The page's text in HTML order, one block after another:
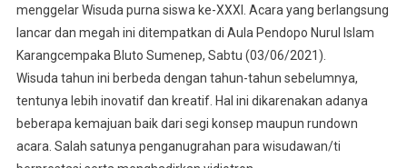
menggelar Wisuda purna siswa ke-XXXI. Acara yang berlangsung
lancar dan megah ini ditempatkan di Aula Pendopo Nurul Islam
Karangcempaka Bluto Sumenep, Sabtu (03/06/2021).
Wisuda tahun ini berbeda dengan tahun-tahun sebelumnya,
tentunya lebih inovatif dan kreatif. Hal ini dikarenakan adanya
beberapa kemajuan baik dari segi konsep maupun rundown
acara. Salah satunya penganugrahan para wisudawan/ti